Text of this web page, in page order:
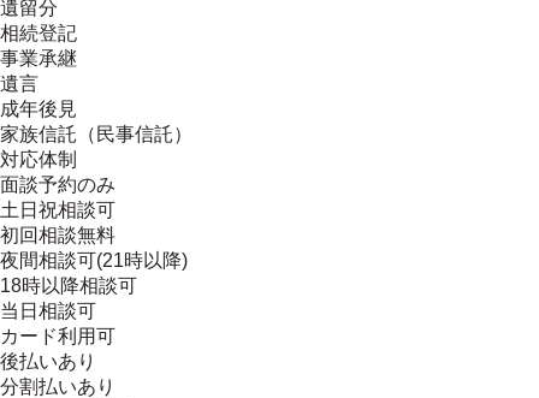
遺留分
相続登記
事業承継
遺言
成年後見
家族信託（民事信託）
対応体制
面談予約のみ
土日祝相談可
初回相談無料
夜間相談可(21時以降)
18時以降相談可
当日相談可
カード利用可
後払いあり
分割払いあり